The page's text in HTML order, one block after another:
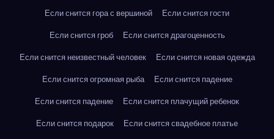
Если снится гора с вершиной
Если снится гости
Если снится гроб
Если снится драгоценность
Если снится неизвестный человек
Если снится новая одежда
Если снится огромная рыба
Если снится падение
Если снится падение
Если снится плачущий ребенок
Если снится подарок
Если снится свадебное платье